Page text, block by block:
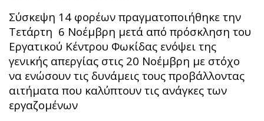
Σύσκεψη 14 φορέων πραγματοποιήθηκε την
Τετάρτη 6 Νοέμβρη μετά από πρόσκληση του
Εργατικού Κέντρου Φωκίδας ενόψει της
γενικής απεργίας στις 20 Νοέμβρη με στόχο
να ενώσουν τις δυνάμεις τους προβάλλοντας
αιτήματα που καλύπτουν τις ανάγκες των
εργαζομένων